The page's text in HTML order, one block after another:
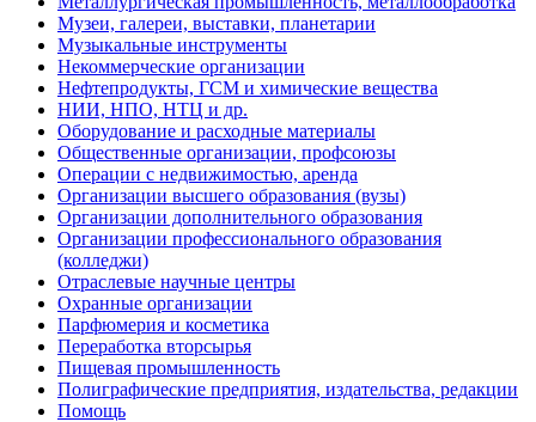
Музеи, галереи, выставки, планетарии
Музыкальные инструменты
Некоммерческие организации
Нефтепродукты, ГСМ и химические вещества
НИИ, НПО, НТЦ и др.
Оборудование и расходные материалы
Общественные организации, профсоюзы
Операции с недвижимостью, аренда
Организации высшего образования (вузы)
Организации дополнительного образования
Организации профессионального образования
(колледжи)
Отраслевые научные центры
Охранные организации
Парфюмерия и косметика
Переработка вторсырья
Пищевая промышленность
Полиграфические предприятия, издательства, редакции
Помощь